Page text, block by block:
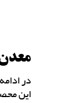
در
این